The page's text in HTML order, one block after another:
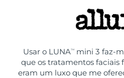
Usar o LUNATM
mini 3 faz-
que os tratamentos faciais
eram um luxo que me